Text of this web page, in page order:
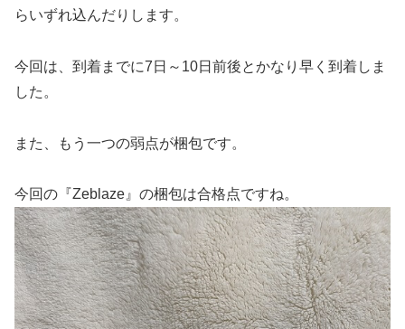
らいずれ込んだりします。
今回は、到着までに7日～10日前後とかなり早く到着しま
した。
また、もう一つの弱点が梱包です。
今回の『Zeblaze』の梱包は合格点ですね。